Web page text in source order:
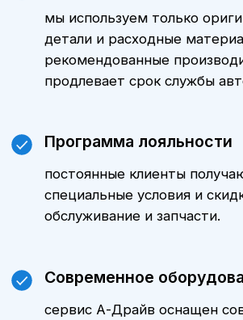
Уточнить стоимость ТО именно для
вашего автомобиля можно,
обратившись к нашим менеджерам.
Мы всегда готовы предложить
оптимальные варианты и